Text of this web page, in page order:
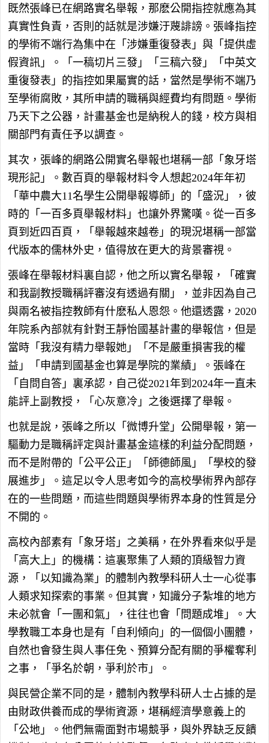
既然張峰已在網路實名舉報，那麽公開指控就應為其
真實性負責，否則的話就是涉嫌汙蔑誹謗。張峰指控
的學術不端行為集中在「涉嫌重復發表」與「提供虛
假資訊」。「一稿切片三發」「三稿六發」「中英文
重復發表」的指控如果屬實的話，當然是學術不端乃
至學術腐敗，其所申請的職稱與經費均有問題。學術
乃天下之公器，計畫基金也是納稅人的錢，校方與相
關部門有責任予以調查。
其次，張峰的網路公開實名舉報也堪稱一部「象牙塔
現形記」。數百頁的舉報材料令人想起2024年年初
「華中農大11名學生公開舉報導師」的「盛況」，彼
時的「一百多頁舉報材料」也讓外界驚嘆。從一百多
頁到近四百頁，「舉報越來越卷」的現況堪稱一部當
代版本的儒林外史，值得放在更大的背景審視。
張峰在舉報材料裏自認，他之所以實名舉報，「確實
和我副教授職稱評審沒有透過有關」，並非因為自己
與兩名被指控教師有什麽私人恩怨。他還透露，2020
年院系內部就有針對王靜怡國基計畫的舉報信，但是
當時「我沒有精力舉報她」「不是嚴重損害我的權
益」「申請到國基金也算是學院的業績」。張峰在
「自問自答」裏承認，自己從2021年到2024年一直未
能評上副教授，「心灰意冷」之後選擇了舉報。
也就是說，張峰之所以「微博升堂」公開舉報，第一
驅動力是職稱評定與計畫基金這樣的利益分配問題，
而不是附帶的「公平公正」「師德師風」「學校的發
展進步」。這足以令人思考如今的高校學術界內部存
在的一些問題，而這些問題與學術界本身的性質是分
不開的。
高校內部素有「象牙塔」之美稱，在外界看來似乎是
「高大上」的機構：這裏聚集了人類的頂級智力資
源，「以知識為業」的體制內教學科研人士一心從事
人類求知探索的事業。但其實，知識分子紮堆的地方
未必就會「一團和氣」，往往也會「問題成堆」。大
學教職工本身也是有「自利傾向」的一個個小團體，
自然也會發生與人事任免、預算分配有關的爭權奪利
之事，「爭名於朝，爭利於市」。
與民營企業不同的是，體制內教學科研人士占據的是
由財政供養而成的學術資源，堪稱經濟學意義上的
「公地」。他們無需面對市場競爭，與外界缺乏反饋